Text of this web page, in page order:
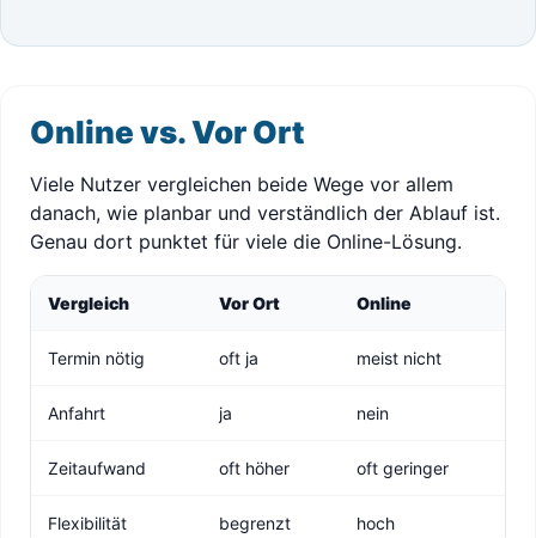
Online vs. Vor Ort
Viele Nutzer vergleichen beide Wege vor allem
danach, wie planbar und verständlich der Ablauf ist.
Genau dort punktet für viele die Online-Lösung.
Vergleich Vor Ort Online
Termin nötig oft ja meist nicht
Anfahrt ja nein
Zeitaufwand oft höher oft geringer
Flexibilität begrenzt hoch